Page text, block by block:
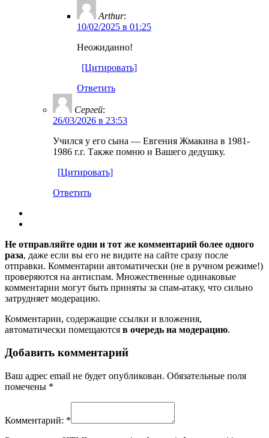
Arthur:
10/02/2025 в 01:25
Неожиданно!
[Цитировать]
Ответить
Сергей:
26/03/2026 в 23:53
Учился у его сына — Евгения Жмакина в 1981-
1986 г.г. Также помню и Вашего дедушку.
[Цитировать]
Ответить
Не отправляйте один и тот же комментарий более одного
раза, даже если вы его не видите на сайте сразу после
отправки. Комментарии автоматически (не в ручном режиме!)
проверяются на антиспам. Множественные одинаковые
комментарии могут быть приняты за спам-атаку, что сильно
затрудняет модерацию.
Комментарии, содержащие ссылки и вложения,
автоматически помещаются в очередь на модерацию.
Добавить комментарий
Ваш адрес email не будет опубликован. Обязательные поля
помечены *
Комментарий: *